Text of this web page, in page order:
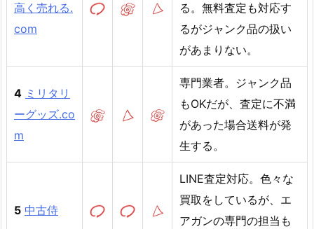
高く売れる.
com
る。無料査定も対応す
るがジャンク品の扱い
があまりない。
4 ミリタリ
ーグッズ.co
m
専門業者。ジャンク品
もOKだが、査定に不満
があった場合送料が発
生する。
5 中古侍
LINE査定対応。色々な
買取をしているが、エ
アガンの専門の担当も